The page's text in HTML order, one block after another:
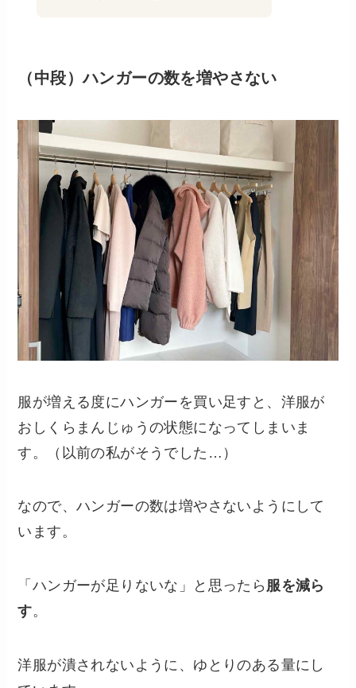
（中段）ハンガーの数を増やさない
服が増える度にハンガーを買い足すと、洋服が
おしくらまんじゅうの状態になってしまいま
す。（以前の私がそうでした…）
なので、ハンガーの数は増やさないようにして
います。
「ハンガーが足りないな」と思ったら 服を減ら
す。
洋服が潰されないように、ゆとりのある量にし